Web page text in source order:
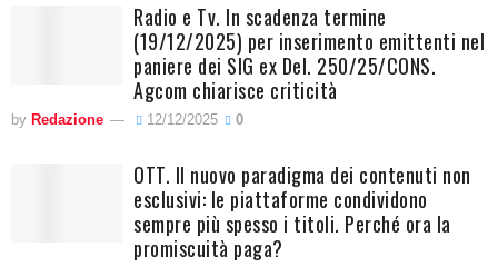
Radio e Tv. In scadenza termine
(19/12/2025) per inserimento emittenti nel
paniere dei SIG ex Del. 250/25/CONS.
Agcom chiarisce criticità
by Redazione 12/12/2025 0
OTT. Il nuovo paradigma dei contenuti non
esclusivi: le piattaforme condividono
sempre più spesso i titoli. Perché ora la
promiscuità paga?